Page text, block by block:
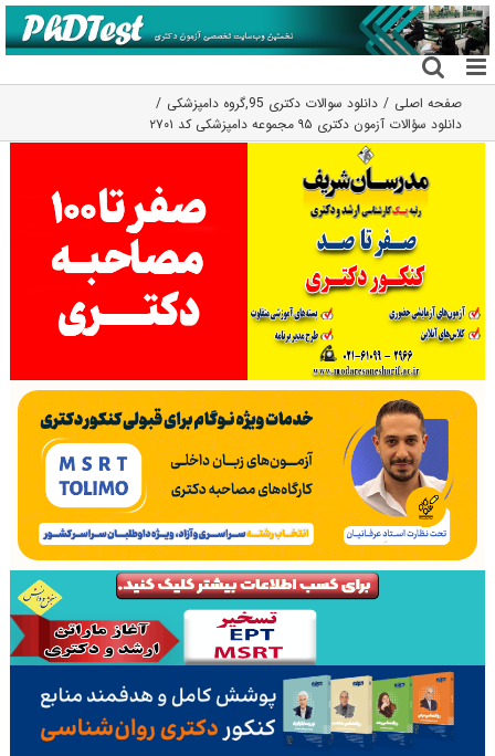
رفتن
به
محتوا
صفحه اصلی دانلود سوالات دکتری 95 ,گروه دامپزشکی
دانلود سؤالات آزمون دکتری ۹۵ مجموعه دامپزشکی کد ۲۷۰۱